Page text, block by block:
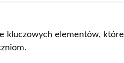
kluczowych elementów, które